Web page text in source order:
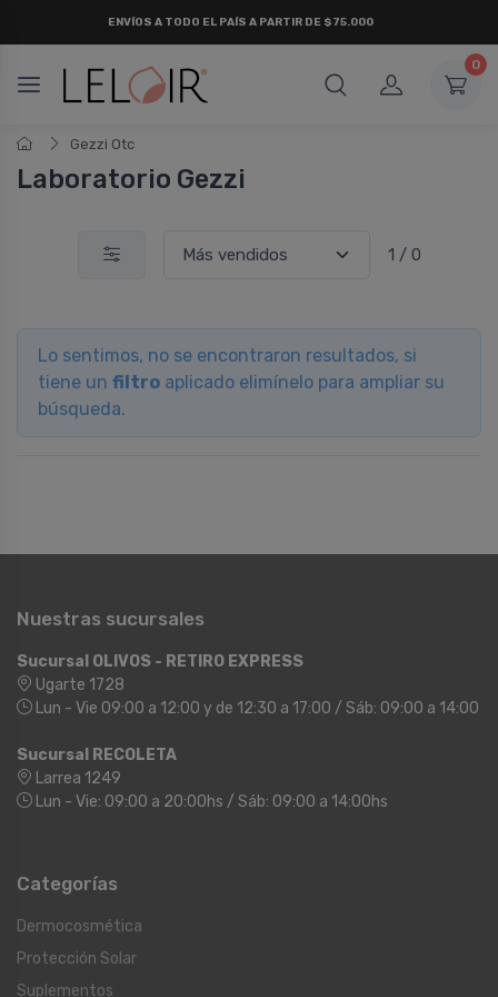
ENVÍOS A TODO EL PAÍS A PARTIR DE $75.000
0
Gezzi Otc
Laboratorio Gezzi
1 / 0
Lo sentimos, no se encontraron resultados, si
tiene un filtro aplicado elimínelo para ampliar su
búsqueda.
Nuestras sucursales
Sucursal OLIVOS - RETIRO EXPRESS
Ugarte 1728
Lun - Vie 09:00 a 12:00 y de 12:30 a 17:00 / Sáb: 09:00 a 14:00
Sucursal RECOLETA
Larrea 1249
Lun - Vie: 09:00 a 20:00hs / Sáb: 09:00 a 14:00hs
Categorías
Dermocosmética
Protección Solar
Suplementos